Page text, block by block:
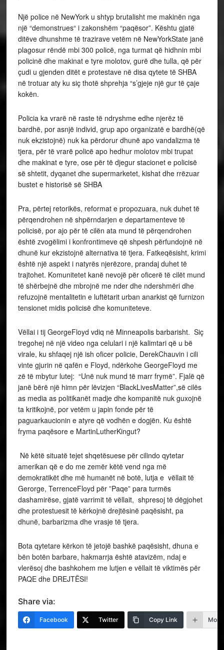
Një police në NewYork u shtyp brutalisht me makinën nga
një “demonstrues“ i zakonshëm “paqësor”. Kështu gjatë
ditëve dhunshme të trazirave vetëm në NewYorkState janë
plagosur rëndë mbi 300 policë, nga turmat që hidhnin mbi
policinë dhe makinat e tyre molotov, gurë dhe tulla, që për
çudi u gjenden ditët e protestave në disa qytete të SHBA
në trotuar aty ku siç thotë shprehja “s’gjeje një gur të çaje
kokën.
Policia ka vrarë në raste të ndryshme edhe njerëz të
bardhë, por asnjë individ, grup apo organizatë e bardhë(që
nuk ekzistojnë) nuk ka përdorur dhunë apo vandalizma të
tjera, për të vrarë policë apo hedhur molotov mbi trupat
dhe makinat e tyre, ose për të djegur stacionet e policisë
së shtetit, dyqanet dhe supermarketet, kishat dhe rrëzuar
bustet e historisë së SHBA
Pra, përtej retorikës, reformat e propozuara, nuk duhet të
përqendrohen në shpërndarjen e departamenteve të
policisë, por ajo për të cilën ata mund të përqendrohen
është zvogëlimi i konfrontimeve që shpesh përfundojnë në
dhunë kur ekzistojnë alternativa të tjera. Fatkeqësisht, krimi
është një aspekt i natyrës njerëzore, prandaj duhet të
trajtohet. Komunitetet kanë nevojë për oficerë të cilët mund
të shërbejnë dhe mbrojnë me nder dhe ndershmëri dhe
refuzojnë mentalitetin e luftëtarit urban anarkist që furnizon
tensionet midis policisë dhe komuniteteve.
Vëllai i tij GeorgeFloyd vdiq në Minneapolis barbarisht. Siç
tregohej në një video nga celulari i një kalimtari që u bë
virale, ku shfaqej një ish oficer policie, DerekChauvin i cili
vinte gjurin në qafën e Floyd, ndërkohe GeorgeFloyd me
zë të mbytur lutej: “Unë nuk mund të marr frymë”. Fjalë që
janë bërë një himn për lëvizjen “BlackLivesMatter”,së cilës
as media as politikanët madje dhe kompanitë nuk guxojnë
ta kritikojnë, por vetëm u japin fonde për të
paguarkaucionin e atyre që vodhën e dogjën. Ku është
fryma paqësore e MartinLutherKingut?
Në këtë situatë tejet shqetësuese për cilindo qytetar
amerikan që e do me zemër këtë vend nga më
demokratikët dhe më humanët në botë, lutja e vëllait të
Gerorge, TerrenceFloyd për ”Paqe” para turmës
dashamirëse, gjatë varrimit të vëllait, shpresoj të dëgjohet
dhe protestuesit të kërkojnë drejtësinë paqësisht, pa
dhunë, barbarizma dhe vrasje të tjera.
Bota qytetare kërkon të jetojë bashkë paqësisht, dhuna e
bën botën barbare, hakmarrja është atavizëm, ndaj e
vlerësoj dhe bashkohem me lutjen e vëllait të viktimës për
PAQE dhe DREJTËSI!
Share via:
Facebook Twitter Copy Link More